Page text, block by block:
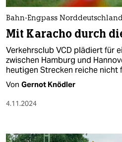
Bahn-Engpass
Mit Karacho durch
Verkehrsclub VCD plädiert für
zwischen Hamburg und
heutigen Strecken reiche nicht
Von Gernot Knödler
4.11.2024